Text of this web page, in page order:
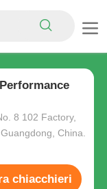
8 102 Factory,
China.
chiacchieri